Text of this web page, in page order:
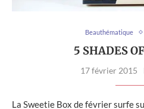
Beauthématique
5 SHADES
17 février 2015
La Sweetie Box de février surfe